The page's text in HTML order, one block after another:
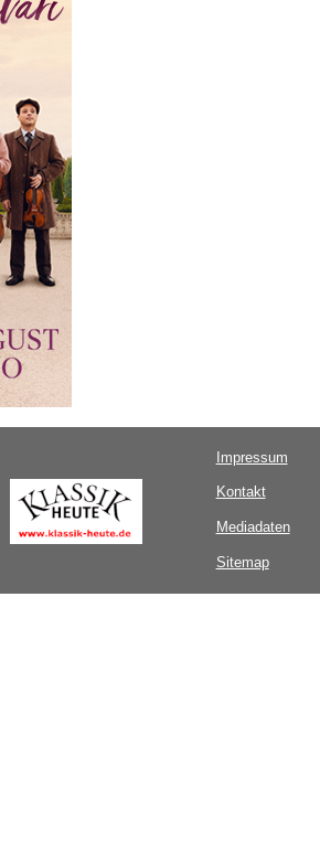
Impressum
Kontakt
Mediadaten
Sitemap